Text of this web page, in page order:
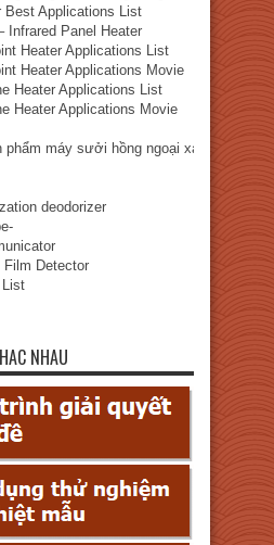
Best Applications List
Infrared Panel Heater
Heater Applications List
Heater Applications Movie
Heater Applications List
Heater Applications Movie
phẩm máy sưởi hồng ngoại xa
deodorizer
Film Detector
List
NHAU